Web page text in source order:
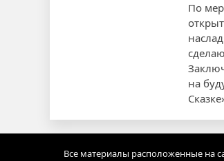
По
на
Все материалы расположенные на